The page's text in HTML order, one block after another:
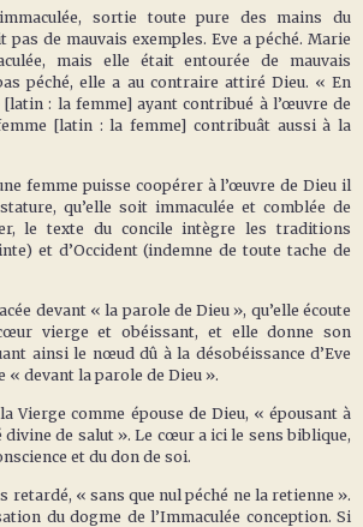
sortie toute pure des mains du
pas de mauvais exemples. Eve a péché. Marie
mais elle était entourée de mauvais
péché, elle a au contraire attiré Dieu. « En
: la femme] ayant contribué à l’œuvre de
[latin : la femme] contribuât aussi à la
puisse coopérer à l’œuvre de Dieu il
qu’elle soit immaculée et comblée de
le texte du concile intègre les traditions
et d’Occident (indemne de toute tache de
devant « la parole de Dieu », qu’elle écoute
vierge et obéissant, et elle donne son
ainsi le nœud dû à la désobéissance d’Eve
« devant la parole de Dieu ».
comme épouse de Dieu, « épousant à
de salut ». Le cœur a ici le sens biblique,
et du don de soi.
« sans que nul péché ne la retienne ».
du dogme de l’Immaculée conception. Si